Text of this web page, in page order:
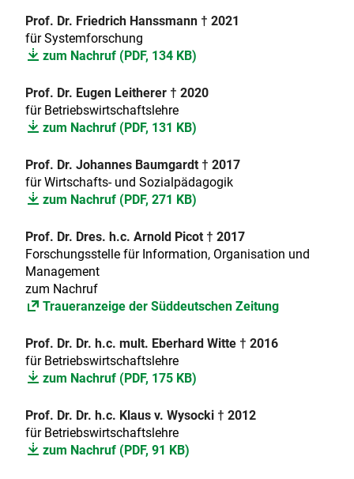
Prof. Dr. Friedrich Hanssmann † 2021
für Systemforschung
zum Nachruf (PDF, 134 KB)
Prof. Dr. Eugen Leitherer † 2020
für Betriebswirtschaftslehre
zum Nachruf (PDF, 131 KB)
Prof. Dr. Johannes Baumgardt † 2017
für Wirtschafts- und Sozialpädagogik
zum Nachruf (PDF, 271 KB)
Prof. Dr. Dres. h.c. Arnold Picot † 2017
Forschungsstelle für Information, Organisation und
Management
zum Nachruf
Traueranzeige der Süddeutschen Zeitung
Prof. Dr. Dr. h.c. mult. Eberhard Witte † 2016
für Betriebswirtschaftslehre
zum Nachruf (PDF, 175 KB)
Prof. Dr. Dr. h.c. Klaus v. Wysocki † 2012
für Betriebswirtschaftslehre
zum Nachruf (PDF, 91 KB)